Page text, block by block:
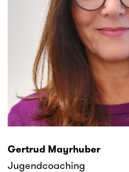
Gertrud Mayrhuber
Jugendcoaching